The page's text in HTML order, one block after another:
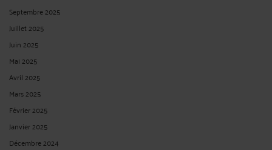
Septembre 2025
Juillet 2025
Juin 2025
Mai 2025
Avril 2025
Mars 2025
Février 2025
Janvier 2025
Décembre 2024